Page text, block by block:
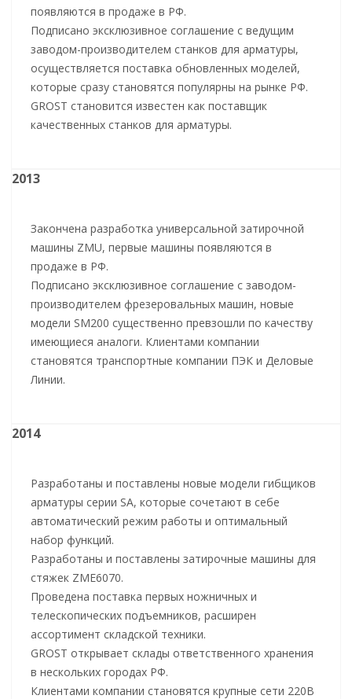
появляются в продаже в РФ.
Подписано эксклюзивное соглашение с ведущим
заводом-производителем станков для арматуры,
осуществляется поставка обновленных моделей,
которые сразу становятся популярны на рынке РФ.
GROST становится известен как поставщик
качественных станков для арматуры.
2013
Закончена разработка универсальной затирочной
машины ZMU, первые машины появляются в
продаже в РФ.
Подписано эксклюзивное соглашение с заводом-
производителем фрезеровальных машин, новые
модели SM200 существенно превзошли по качеству
имеющиеся аналоги. Клиентами компании
становятся транспортные компании ПЭК и Деловые
Линии.
2014
Разработаны и поставлены новые модели гибщиков
арматуры серии SA, которые сочетают в себе
автоматический режим работы и оптимальный
набор функций.
Разработаны и поставлены затирочные машины для
стяжек ZME6070.
Проведена поставка первых ножничных и
телескопических подъемников, расширен
ассортимент складской техники.
GROST открывает склады ответственного хранения
в нескольких городах РФ.
Клиентами компании становятся крупные сети 220В